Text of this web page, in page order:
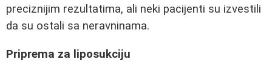
preciznijim rezultatima, ali neki pacijenti su izvestili
da su ostali sa neravninama.
Priprema za liposukciju